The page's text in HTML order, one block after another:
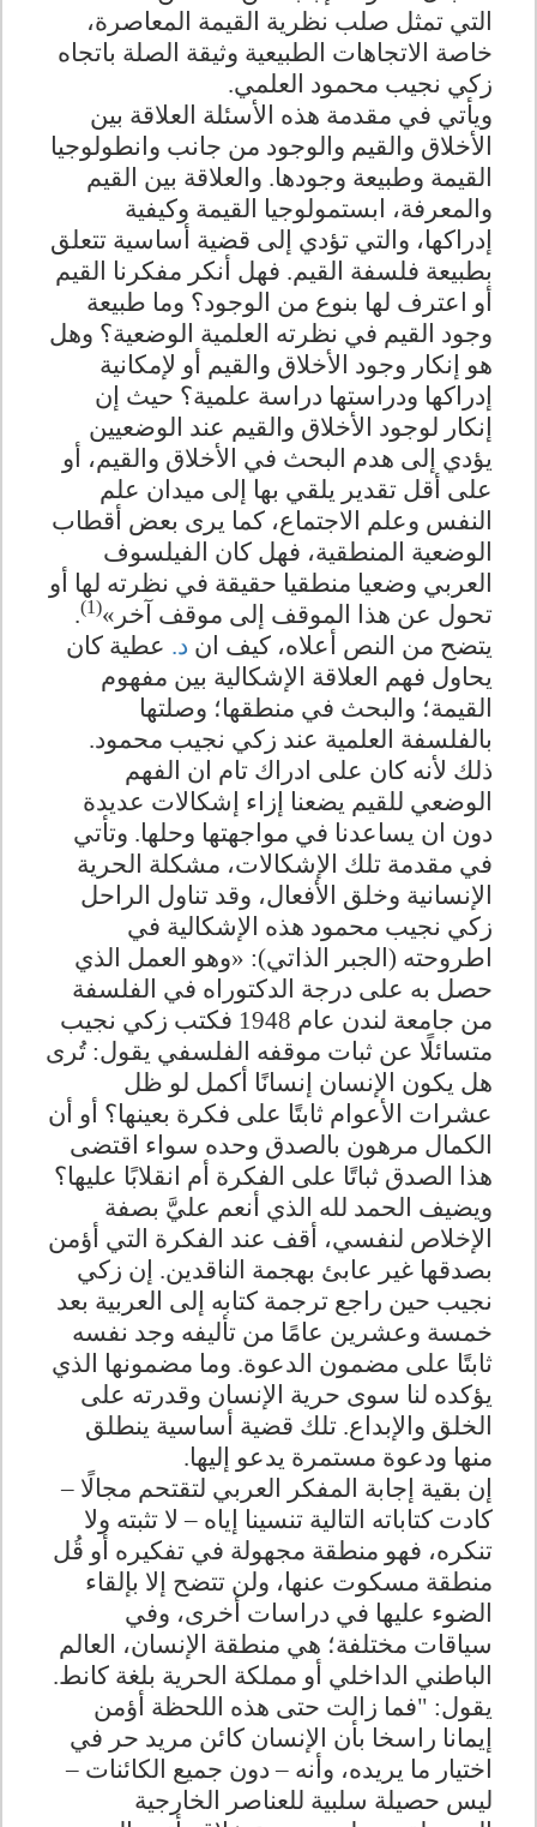
التي تمثل صلب نظرية القيمة المعاصرة،
خاصة الاتجاهات الطبيعية وثيقة الصلة باتجاه
زكي نجيب محمود العلمي.
ويأتي في مقدمة هذه الأسئلة العلاقة بين
الأخلاق والقيم والوجود من جانب وانطولوجيا
القيمة وطبيعة وجودها. والعلاقة بين القيم
والمعرفة، ابستمولوجيا القيمة وكيفية
إدراكها، والتي تؤدي إلى قضية أساسية تتعلق
بطبيعة فلسفة القيم. فهل أنكر مفكرنا القيم
أو اعترف لها بنوع من الوجود؟ وما طبيعة
وجود القيم في نظرته العلمية الوضعية؟ وهل
هو إنكار وجود الأخلاق والقيم أو لإمكانية
إدراكها ودراستها دراسة علمية؟ حيث إن
إنكار لوجود الأخلاق والقيم عند الوضعيين
يؤدي إلى هدم البحث في الأخلاق والقيم، أو
على أقل تقدير يلقي بها إلى ميدان علم
النفس وعلم الاجتماع، كما يرى بعض أقطاب
الوضعية المنطقية، فهل كان الفيلسوف
العربي وضعيا منطقيا حقيقة في نظرته لها أو
تحول عن هذا الموقف إلى موقف آخر»(1)
.
يتضح من النص أعلاه، كيف ان د. عطية كان
يحاول فهم العلاقة الإشكالية بين مفهوم
القيمة؛ والبحث في منطقها؛ وصلتها
بالفلسفة العلمية عند زكي نجيب محمود.
ذلك لأنه كان على ادراك تام ان الفهم
الوضعي للقيم يضعنا إزاء إشكالات عديدة
دون ان يساعدنا في مواجهتها وحلها. وتأتي
في مقدمة تلك الإشكالات، مشكلة الحرية
الإنسانية وخلق الأفعال، وقد تناول الراحل
زكي نجيب محمود هذه الإشكالية في
اطروحته (الجبر الذاتي): «وهو العمل الذي
حصل به على درجة الدكتوراه في الفلسفة
من جامعة لندن عام 1948 فكتب زكي نجيب
متسائلًا عن ثبات موقفه الفلسفي يقول: تُرى
هل يكون الإنسان إنسانًا أكمل لو ظل
عشرات الأعوام ثابتًا على فكرة بعينها؟ أو أن
الكمال مرهون بالصدق وحده سواء اقتضى
هذا الصدق ثباتًا على الفكرة أم انقلابًا عليها؟
ويضيف الحمد لله الذي أنعم عليَّ بصفة
الإخلاص لنفسي، أقف عند الفكرة التي أؤمن
بصدقها غير عابئ بهجمة الناقدين. إن زكي
نجيب حين راجع ترجمة كتابه إلى العربية بعد
خمسة وعشرين عامًا من تأليفه وجد نفسه
ثابتًا على مضمون الدعوة. وما مضمونها الذي
يؤكده لنا سوى حرية الإنسان وقدرته على
الخلق والإبداع. تلك قضية أساسية ينطلق
منها ودعوة مستمرة يدعو إليها.
إن بقية إجابة المفكر العربي لتقتحم مجالًا –
كادت كتاباته التالية تنسينا إياه – لا تثبته ولا
تنكره، فهو منطقة مجهولة في تفكيره أو قُل
منطقة مسكوت عنها، ولن تتضح إلا بإلقاء
الضوء عليها في دراسات أخرى، وفي
سياقات مختلفة؛ هي منطقة الإنسان، العالم
الباطني الداخلي أو مملكة الحرية بلغة كانط.
يقول: "فما زالت حتى هذه اللحظة أؤمن
إيمانا راسخا بأن الإنسان كائن مريد حر في
اختيار ما يريده، وأنه – دون جميع الكائنات –
ليس حصيلة سلبية للعناصر الخارجية